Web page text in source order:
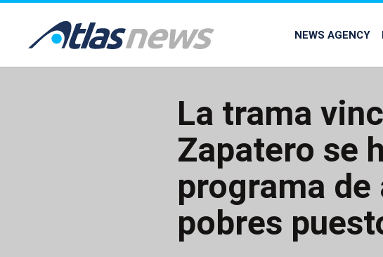
common.go-to-content
NEWS AGENCY
La trama
Zapatero se
programa
pobres